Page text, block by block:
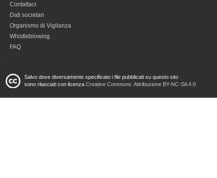
Contattaci
Dati societari
Organismo di Vigilanza
Whistleblowing
FAQ
Salvo dove diversamente specificato i file pubblicati su questo sito
sono rilasciati con licenza Creative Commons: Attribuzione BY-NC-SA 4.0